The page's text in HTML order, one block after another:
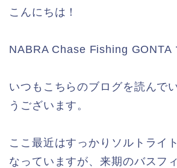
こんにちは！
NABRA Chase Fishing GONTA
いつもこちらのブログを読んで
うございます。
ここ最近はすっかりソルトライ
なっていますが、来期のバスフ